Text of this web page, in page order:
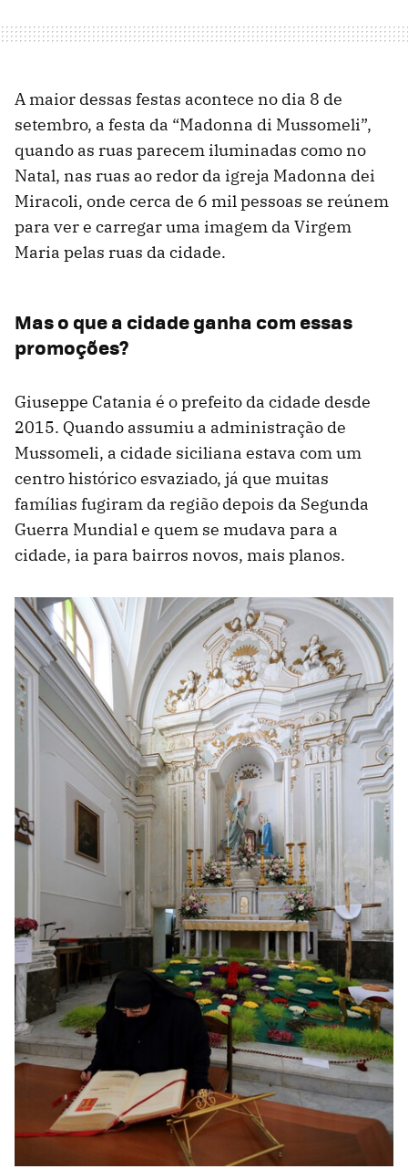
A maior dessas festas acontece no dia 8 de
setembro, a festa da “Madonna di Mussomeli”,
quando as ruas parecem iluminadas como no
Natal, nas ruas ao redor da igreja Madonna dei
Miracoli, onde cerca de 6 mil pessoas se reúnem
para ver e carregar uma imagem da Virgem
Maria pelas ruas da cidade.
Mas o que a cidade ganha com essas
promoções?
Giuseppe Catania é o prefeito da cidade desde
2015. Quando assumiu a administração de
Mussomeli, a cidade siciliana estava com um
centro histórico esvaziado, já que muitas
famílias fugiram da região depois da Segunda
Guerra Mundial e quem se mudava para a
cidade, ia para bairros novos, mais planos.